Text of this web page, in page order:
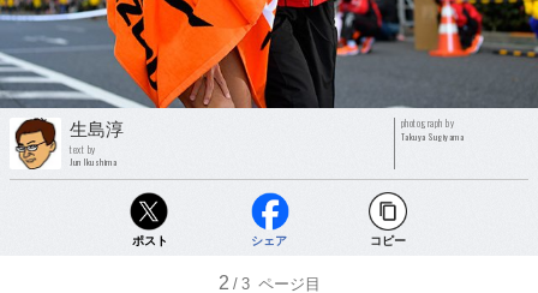
生島淳
text by
Jun Ikushima
photograph by
Takuya Sugiyama
ポスト シェア コピー
2 /3 ページ目